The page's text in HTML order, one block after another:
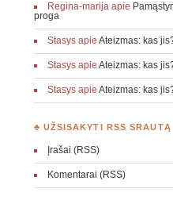
Regina-marijaapie
proga
Stasysapie Ateizmas: kas
Stasysapie Ateizmas: kas
Stasysapie Ateizmas: kas
♣ UŽSISAKYTI RSS SRAUTĄ
Įrašai (RSS)
Komentarai (RSS)